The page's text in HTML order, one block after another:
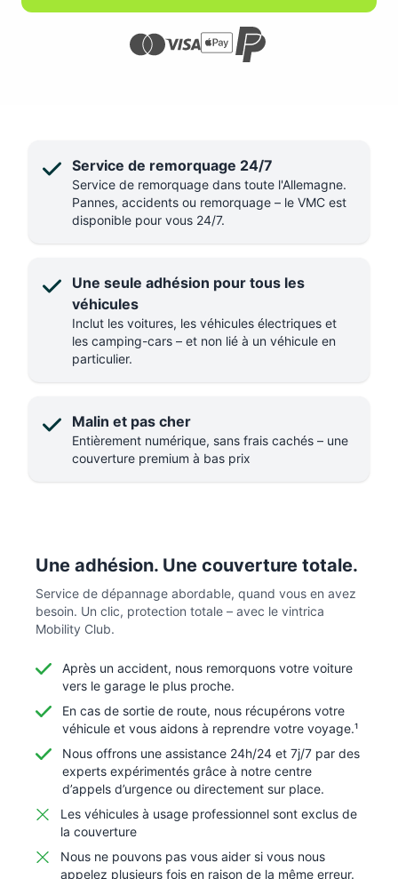
Service de remorquage 24/7
Service de remorquage dans toute l'Allemagne.
Pannes, accidents ou remorquage – le VMC est
disponible pour vous 24/7.
Une seule adhésion pour tous les
véhicules
Inclut les voitures, les véhicules électriques et
les camping-cars – et non lié à un véhicule en
particulier.
Malin et pas cher
Entièrement numérique, sans frais cachés – une
couverture premium à bas prix
Une adhésion. Une couverture totale.
Service de dépannage abordable, quand vous en avez
besoin. Un clic, protection totale – avec le vintrica
Mobility Club.
Après un accident, nous remorquons votre voiture
vers le garage le plus proche.
En cas de sortie de route, nous récupérons votre
véhicule et vous aidons à reprendre votre voyage.¹
Nous offrons une assistance 24h/24 et 7j/7 par des
experts expérimentés grâce à notre centre
d’appels d’urgence ou directement sur place.
Les véhicules à usage professionnel sont exclus de
la couverture
Nous ne pouvons pas vous aider si vous nous
appelez plusieurs fois en raison de la même erreur.